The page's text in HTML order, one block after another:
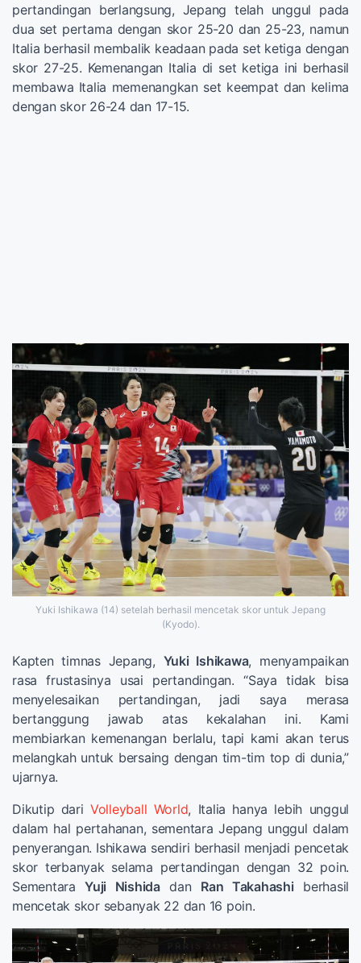
pertandingan berlangsung, Jepang telah unggul pada
dua set pertama dengan skor 25-20 dan 25-23, namun
Italia berhasil membalik keadaan pada set ketiga dengan
skor 27-25. Kemenangan Italia di set ketiga ini berhasil
membawa Italia memenangkan set keempat dan kelima
dengan skor 26-24 dan 17-15.
Yuki Ishikawa (14) setelah berhasil mencetak skor untuk Jepang
(Kyodo).
Kapten timnas Jepang, Yuki Ishikawa, menyampaikan
rasa frustasinya usai pertandingan. “Saya tidak bisa
menyelesaikan pertandingan, jadi saya merasa
bertanggung jawab atas kekalahan ini. Kami
membiarkan kemenangan berlalu, tapi kami akan terus
melangkah untuk bersaing dengan tim-tim top di dunia,”
ujarnya.
Dikutip dari Volleyball World, Italia hanya lebih unggul
dalam hal pertahanan, sementara Jepang unggul dalam
penyerangan. Ishikawa sendiri berhasil menjadi pencetak
skor terbanyak selama pertandingan dengan 32 poin.
SementaraYuji Nishidadan Ran Takahashi berhasil
mencetak skor sebanyak 22 dan 16 poin.